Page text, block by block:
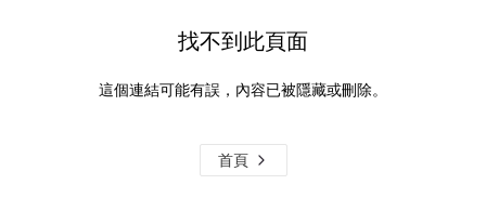
找不到此頁面
這個連結可能有誤，內容已被隱藏或刪除。
首頁